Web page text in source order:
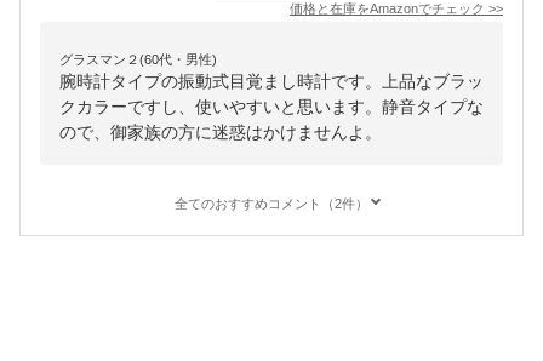
価格と在庫をAmazonでチェック >>
グラスマン２(60代・男性)
腕時計タイプの振動式目覚まし時計です。上品なブラッ
クカラーですし、使いやすいと思います。静音タイプな
ので、御家族の方に迷惑はかけませんよ。
全てのおすすめコメント（2件）